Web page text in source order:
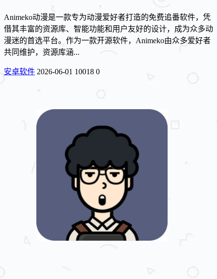
Animeko动漫是一款专为动漫爱好者打造的免费追番软件，凭
借其丰富的资源库、智能功能和用户友好的设计，成为众多动
漫迷的首选平台。作为一款开源软件，Animeko由众多爱好者
共同维护，资源库涵...
安卓软件 2026-06-01 10018 0